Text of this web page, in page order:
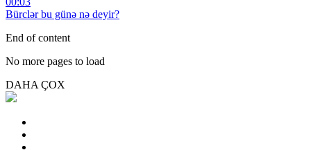
Bürclər bu günə nə deyir?
End of content
No more pages to load
DAHA ÇOX